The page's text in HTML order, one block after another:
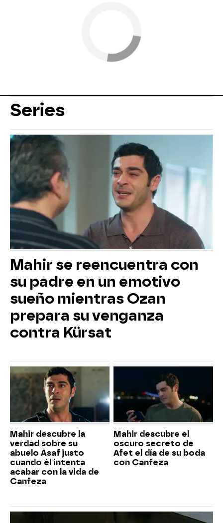
Series
Mahir se reencuentra con
su padre en un emotivo
sueño mientras Ozan
prepara su venganza
contra Kürsat
Mahir descubre la
verdad sobre su
abuelo Asaf justo
cuando él intenta
acabar con la vida de
Canfeza
Mahir descubre el
oscuro secreto de
Afet el día de su boda
con Canfeza